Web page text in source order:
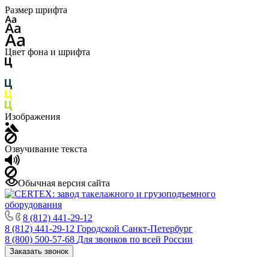
Размер шрифта
Цвет фона и шрифта
Изображения
Озвучивание текста
Обычная версия сайта
8 (812) 441-29-12
8 (812) 441-29-12 Городской Санкт-Петербург
8 (800) 500-57-68 Для звонков по всей России
Заказать звонок